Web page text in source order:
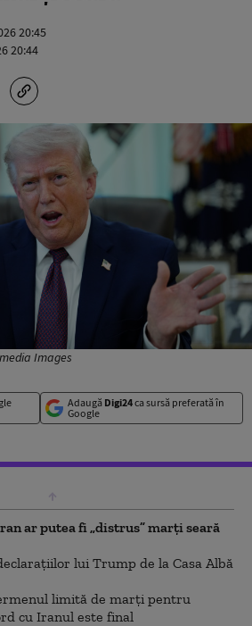
20:45
20:44
Images
Adaugă Digi24ca sursă preferată în
Google
ar putea fi „distrus” marţi seară
lui Trump de la Casa Albă
limită de marţi pentru
cu Iranul este final